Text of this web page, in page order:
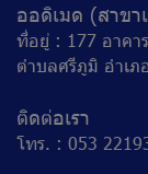
ออดิเมด (สาขา
ที่อยู่ : 177 อาคา
ตำบลศรีภูมิ อำเภ
ติดต่อเรา
โทร. : 053